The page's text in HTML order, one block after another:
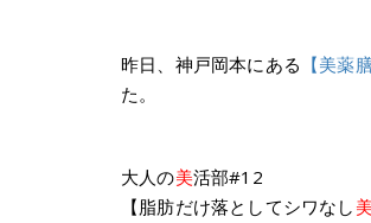
昨日、神戸岡本にある 【美薬
た。
大人の美活部#12
【脂肪だけ落としてシワなし